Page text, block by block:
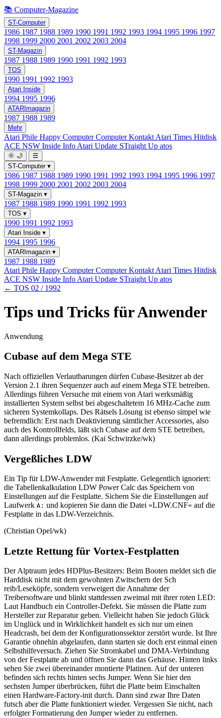
📚 Computer-Magazine
ST-Computer
1986 1987 1988 1989 1990 1991 1992 1993 1994 1995 1996 1997
1998 1999 2000 2001 2002 2003 2004
ST-Magazin
1987 1988 1989 1990 1991 1992 1993
TOS
1990 1991 1992 1993
Atari Inside
1994 1995 1996
ATARImagazin
1987 1988 1989
Mehr
Atari Phile Happy ComputerComputer Kontakt Atari Times Hitdisk
ACE NSW Inside Info Atari Update STraight Up atos
🌞 🌙
☰
ST-Computer ▾
1986 1987 1988 1989 1990 1991 1992 1993 1994 1995 1996 1997
1998 1999 2000 2001 2002 2003 2004
ST-Magazin ▾
1987 1988 1989 1990 1991 1992 1993
TOS ▾
1990 1991 1992 1993
Atari Inside ▾
1994 1995 1996
ATARImagazin ▾
1987 1988 1989
Atari Phile Happy ComputerComputer Kontakt Atari Times Hitdisk
ACE NSW Inside Info Atari Update STraight Up atos
← TOS 02 / 1992
Tips und Tricks für Anwender
Anwendung
Cubase auf dem Mega STE
Nach offiziellen Verlautbarungen dürfen Cubase-Besitzer ab der
Version 2.1 ihren Sequenzer auch auf einem Mega STE betreiben.
Allerdings führen Versuche mit einem von Atari werksmäßig
installierten System selbst bei abgeschaltetem 16 MHz-Cache zum
sicheren Systemkollaps. Des Rätsels Lösung ist ebenso simpel wie
befremdlich: Erst nach Deaktivierung sämtlicher Accessories, also
auch des Kontrollfelds, läßt sich Cubase auf dem STE betreiben,
dann allerdings problemlos. (Kai Schwirzke/wk)
Vergeßliches LDW
Ein Tip für LDW-Anwender mit Festplatte. Gelegentlich ignoriert:
die Tabellenkalkulation LDW Power Calc das Speichern von
Einstellungen auf die Festplatte. Sichern Sie die Einstellungen auf
Laufwerk A: und kopieren Sie dann die Datei »LDW.CNF« auf die
Festplatte in das LDW-Verzeichnis.
(Christian Opel/wk)
Letzte Rettung für Vortex-Festplatten
Der Alptraum jedes HDPlus-Besitzers: Beim Booten meldet sich die
Harddisk nicht mit dem gewohnten Zwitschern der Sch
reib/Leseköpfe, sondern verweigert die Annahme der
Treibersoftware und blinkt stattdessen zweimal mit ihrer roten LED:
Laut Handbuch ein Controller-Defekt. Sie müssen die Platte zum
Hersteller zur Reparatur geben. Vielleicht haben Sie jedoch Glück
im Unglück und in Wirklichkeit handelt es sich nur um einen
Headcrash, bei dem der Konfigurationssektor zerstört wurde. Ist Ihre
Garantie ohnehin abgelaufen, dann starten sie doch erst einmal einen
Selbsthilfeversuch. Ziehen Sie Stromkabel und DMA-Verbindung
von der Festplatte ab und öffnen Sie dann das Gehäuse. Hinten links
sehen Sie zwei übereinander montierte Platinen. Auf der unteren
befinden sich rechts hinten sechs Jumper. Wenn Sie hier den
sechsten Jumper überbrücken, führt die Platte beim Einschalten
einen Hardware-Factory-init durch. Dann sind zwar Ihre Daten
futsch aber die Platte funktioniert wieder. Vergessen Sie nicht, nach
erfolgter Formatierung den Jumper wieder zu entfernen.